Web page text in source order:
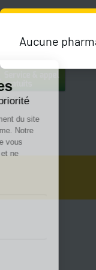
Aucune